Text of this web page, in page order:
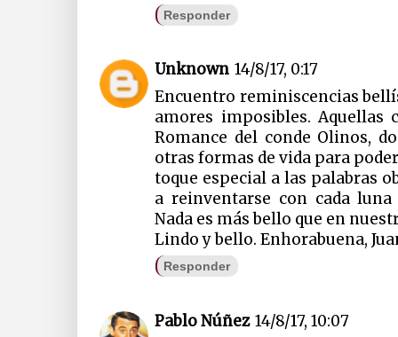
Responder
Unknown 14/8/17, 0:17
Encuentro reminiscencias
amores imposibles.
Romance del conde Olinos,
otras formas de vida para
toque especial a las palabras
a reinventarse con cada
Nada es más bello que en
Lindo y bello. Enhorabuena,
Responder
Pablo Núñez 14/8/17, 10:07